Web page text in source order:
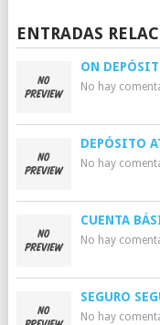
ENTRADAS
ON
No hay
DEPÓSITO
No hay
CUENTA
No hay
SEGURO
No hay